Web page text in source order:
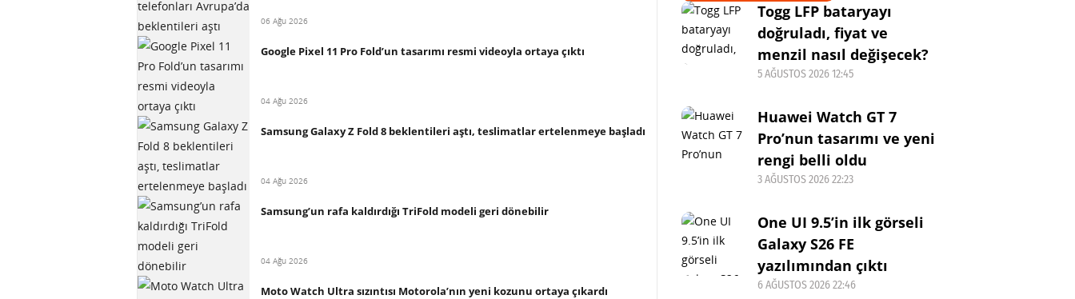
06 Ağu 2026
Google Pixel 11 Pro Fold’un tasarımı resmi videoyla ortaya çıktı
04 Ağu 2026
Samsung Galaxy Z Fold 8 beklentileri aştı, teslimatlar ertelenmeye başladı
04 Ağu 2026
Samsung’un rafa kaldırdığı TriFold modeli geri dönebilir
04 Ağu 2026
Moto Watch Ultra sızıntısı Motorola’nın yeni kozunu ortaya çıkardı
Togg LFP bataryayı
doğruladı, fiyat ve
menzil nasıl değişecek?
5 AĞUSTOS 2026 12:45
Huawei Watch GT 7
Pro’nun tasarımı ve yeni
rengi belli oldu
3 AĞUSTOS 2026 22:23
One UI 9.5’in ilk görseli
Galaxy S26 FE
yazılımından çıktı
6 AĞUSTOS 2026 22:46